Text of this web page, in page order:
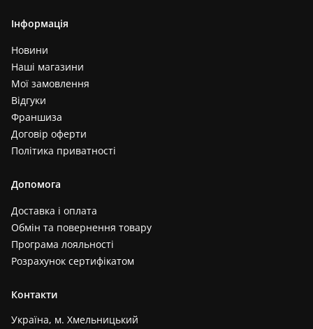
Інформація
Новини
Наші магазини
Мої замовлення
Відгуки
Франшиза
Договір оферти
Політика приватності
Допомога
Доставка і оплата
Обмін та повернення товару
Програма лояльності
Розрахунок сертифікатом
Контакти
Україна, м. Хмельницький